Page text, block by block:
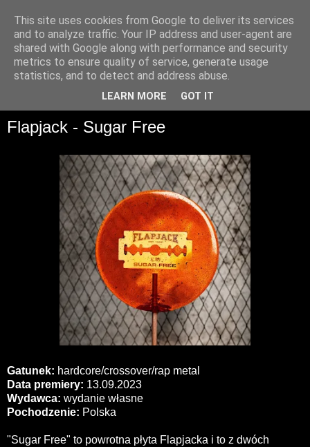
Flapjack - Sugar Free
Gatunek: hardcore/crossover/rap metal
Data premiery: 13.09.2023
Wydawca: wydanie własne
Pochodzenie: Polska
"Sugar Free" to powrotna płyta Flapjacka i to z dwóch
This site uses cookies from Google to deliver its services
and to analyze traffic. Your IP address and user-agent are
shared with Google along with performance and security
metrics to ensure quality of service, generate usage
statistics, and to detect and address abuse.
LEARN MORE GOT IT